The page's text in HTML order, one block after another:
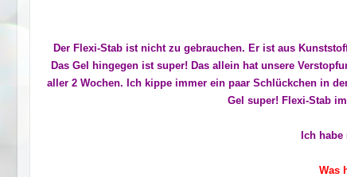
Der Flexi-Stab ist nicht zu gebrauchen. Er ist aus
Das Gel hingegen ist super! Das allein hat unsere
aller 2 Wochen. Ich kippe immer ein paar Schlückchen in
Gel super! Flexi-Stab
Ich
Was